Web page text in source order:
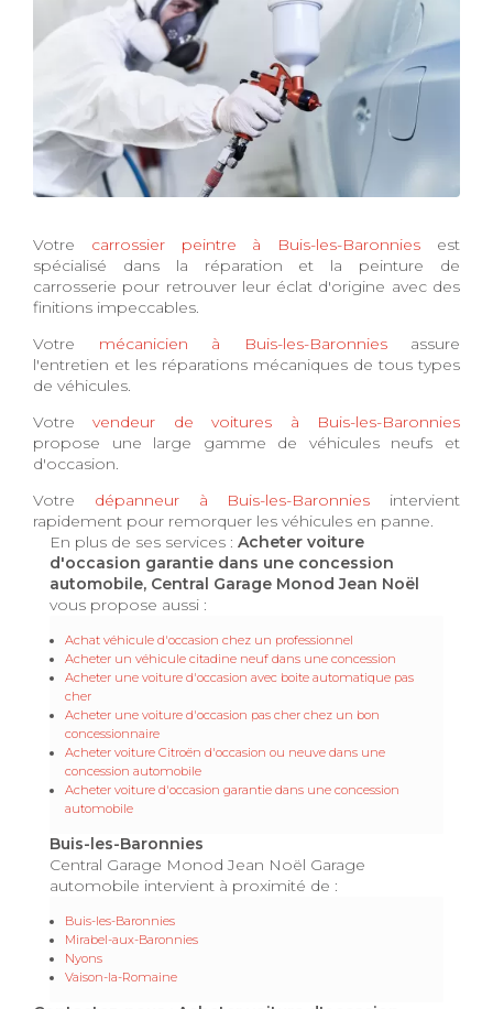
Votre carrossier peintre à Buis-les-Baronnies est
spécialisé dans la réparation et la peinture de
carrosserie pour retrouver leur éclat d'origine avec des
finitions impeccables.
Votre mécanicien à Buis-les-Baronniesassure
l'entretien et les réparations mécaniques de tous types
de véhicules.
Votrevendeur de voitures à Buis-les-Baronnies
propose une large gamme de véhicules neufs et
d'occasion.
Votre dépanneur à Buis-les-Baronnies intervient
rapidement pour remorquer les véhicules en panne.
En plus de ses services : Acheter voiture
d'occasion garantie dans une concession
automobile, Central Garage Monod Jean Noël
vous propose aussi :
Achat véhicule d'occasion chez un professionnel
Acheter un véhicule citadine neuf dans une concession
Acheter une voiture d'occasion avec boite automatique pas
cher
Acheter une voiture d'occasion pas cher chez un bon
concessionnaire
Acheter voiture Citroën d'occasion ou neuve dans une
concession automobile
Acheter voiture d'occasion garantie dans une concession
automobile
Buis-les-Baronnies
Central Garage Monod Jean Noël Garage
automobile intervient à proximité de :
Buis-les-Baronnies
Mirabel-aux-Baronnies
Nyons
Vaison-la-Romaine